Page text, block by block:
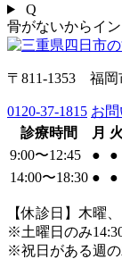
Q
骨がないからイ
〒811-1353 福岡
0120-37-1815 お
診療時間
月 火
9:00〜12:45
● ●
14:00〜18:30 ● ●
【休診日】木曜
※土曜日のみ
※祝日がある週の